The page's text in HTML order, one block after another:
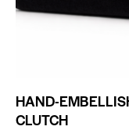
HAND-
CLUTCH